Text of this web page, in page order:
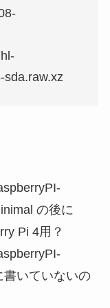
sda.raw.xz
の後に
Pi 4用？
いていないの